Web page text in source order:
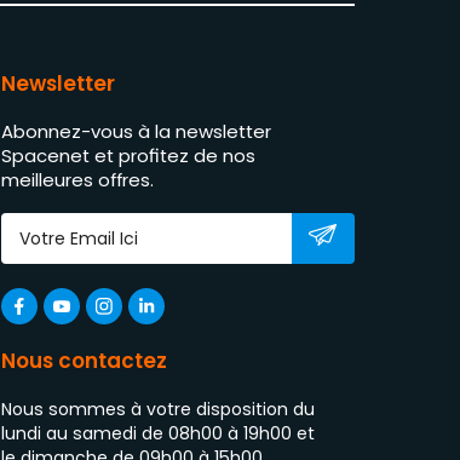
Newsletter
Abonnez-vous à la newsletter
Spacenet et profitez de nos
meilleures offres.
Nous contactez
Nous sommes à votre disposition du
lundi au samedi de 08h00 à 19h00 et